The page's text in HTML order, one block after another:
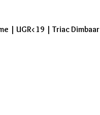
| UGR<19 | Triac Dimbaar